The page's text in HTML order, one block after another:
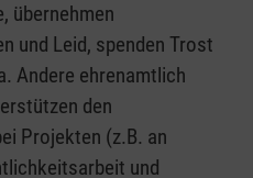
übernehmen
und Leid, spenden Trost
Andere ehrenamtlich
den
Projekten (z.B. an
und